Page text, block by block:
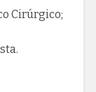
Cirúrgico;